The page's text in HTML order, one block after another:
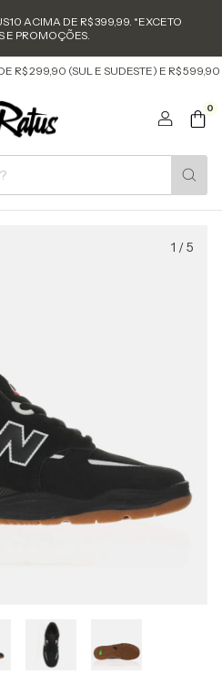
ACIMA DE R$ 399,99. *EXCETO
E PROMOÇÕES.
R$ 299,90 (SUL E SUDESTE) E R$ 599,90
0
1 /5